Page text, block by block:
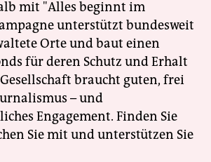
mit "Alles beginnt im
unterstützt bundesweit
Orte und baut einen
für deren Schutz und Erhalt
braucht guten, frei
– und
Engagement. Finden Sie
Sie mit und unterstützen Sie